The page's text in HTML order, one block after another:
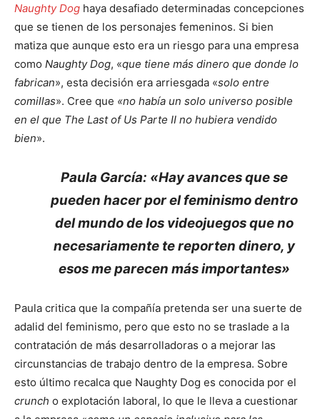
Naughty Dog haya desafiado determinadas concepciones
que se tienen de los personajes femeninos. Si bien
matiza que aunque esto era un riesgo para una empresa
como Naughty Dog, «que tiene más dinero que donde lo
fabrican», esta decisión era arriesgada «solo entre
comillas». Cree que «no había un solo universo posible
en el que The Last of Us Parte II no hubiera vendido
bien».
Paula García: «Hay avances que se
pueden hacer por el feminismo dentro
del mundo de los videojuegos que no
necesariamente te reporten dinero, y
esos me parecen más importantes»
Paula critica que la compañía pretenda ser una suerte de
adalid del feminismo, pero que esto no se traslade a la
contratación de más desarrolladoras o a mejorar las
circunstancias de trabajo dentro de la empresa. Sobre
esto último recalca que Naughty Dog es conocida por el
crunch o explotación laboral, lo que le lleva a cuestionar